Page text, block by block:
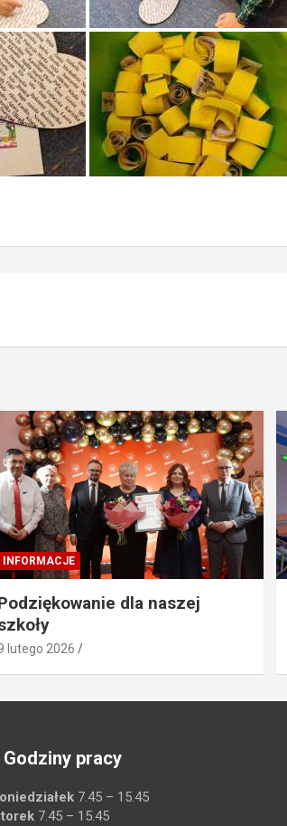
INFORMACJE
dla naszej
lutego 2026
Godziny pracy
7.45 – 15.45
7.45 – 15.45